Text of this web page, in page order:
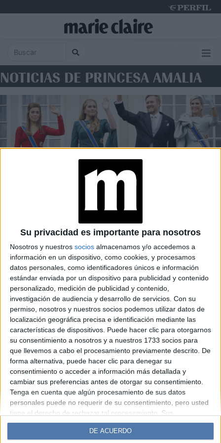
Su privacidad es importante para nosotros
Nosotros y nuestros socios almacenamos y/o accedemos a
información en un dispositivo, como cookies, y procesamos
datos personales, como identificadores únicos e información
estándar enviada por un dispositivo para publicidad y contenido
personalizado, medición de publicidad y contenido,
investigación de audiencia y desarrollo de servicios. Con su
permiso, nosotros y nuestros socios podemos utilizar datos de
localización geográfica precisa e identificación mediante las
características de dispositivos. Puede hacer clic para otorgarnos
su consentimiento a nosotros y a nuestros 1733 socios para
que llevemos a cabo el procesamiento previamente descrito. De
forma alternativa, puede hacer clic para denegar su
consentimiento o acceder a información más detallada y
cambiar sus preferencias antes de otorgar su consentimiento.
Tenga en cuenta que algún procesamiento de sus datos
personales puede no requerir de su consentimiento, pero usted
tiene el derecho de rechazar tal procesamiento. Sus
preferencias se aplicarán solo a este sitio web. Puede cambiar
sus preferencias o retirar su consentimiento en cualquier
DE ACUERDO
NOTICIAS DE PRINCESA AMALIA
La Reina Máxima, la
Princesas Amalia y Alexia: un
enfrentamiento de estilo en el
Prinsjesdag
Espacio Publicitario
Diario Perfil Caras Noticias
Fortuna
Hombre
Weekend Parabrisas
Supercampo
Lunateen